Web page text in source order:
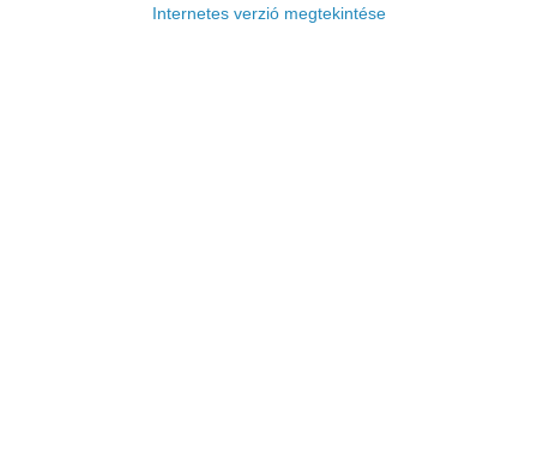
Internetes verzió megtekintése